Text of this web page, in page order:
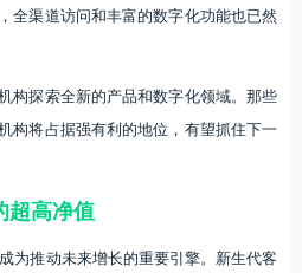
全渠道访问和丰富的数字化功能也已然
构探索全新的产品和数字化领域。那些
构将占据强有利的地位，有望抓住下一
超高净值
为推动未来增长的重要引擎。新生代客